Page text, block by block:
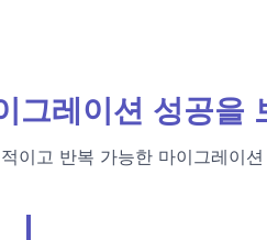
그레이션 성공을
이고 반복 가능한 마이그레이